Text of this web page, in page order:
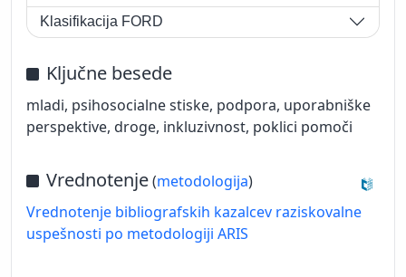
Klasifikacija FORD
Ključne besede
mladi, psihosocialne stiske, podpora, uporabniške
perspektive, droge, inkluzivnost, poklici pomoči
Vrednotenje(metodologija)
Vrednotenje bibliografskih kazalcev raziskovalne
uspešnosti po metodologiji ARIS